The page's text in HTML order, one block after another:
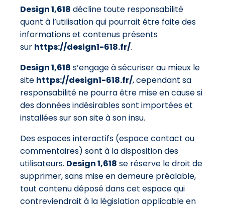
Design 1,618 décline toute responsabilité
quant à l’utilisation qui pourrait être faite des
informations et contenus présents
sur https://design1-618.fr/.
Design 1,618 s’engage à sécuriser au mieux le
site https://design1-618.fr/, cependant sa
responsabilité ne pourra être mise en cause si
des données indésirables sont importées et
installées sur son site à son insu.
Des espaces interactifs (espace contact ou
commentaires) sont à la disposition des
utilisateurs. Design 1,618 se réserve le droit de
supprimer, sans mise en demeure préalable,
tout contenu déposé dans cet espace qui
contreviendrait à la législation applicable en